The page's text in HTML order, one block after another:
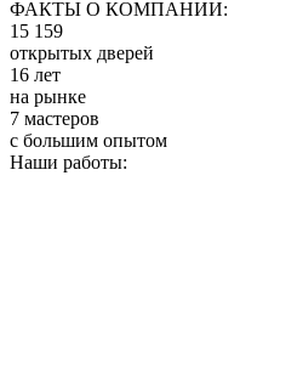
ФАКТЫ О КОМПАНИИ:
15 159
открытых дверей
16 лет
на рынке
7 мастеров
с большим опытом
Наши работы: